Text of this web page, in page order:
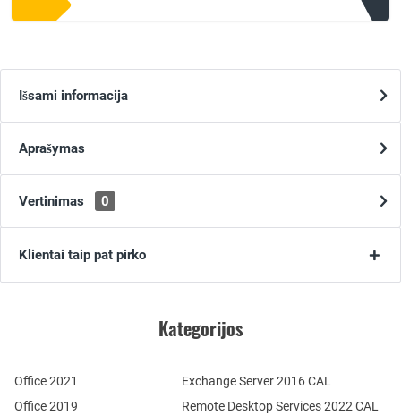
Išsami informacija
Aprašymas
Vertinimas 0
Klientai taip pat pirko
Kategorijos
Office 2021
Office 2019
Remote Desktop Services 2022 CAL
Exchange Server 2016 CAL